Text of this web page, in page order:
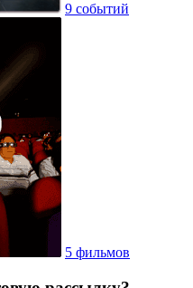
9 событий
5 фильмов